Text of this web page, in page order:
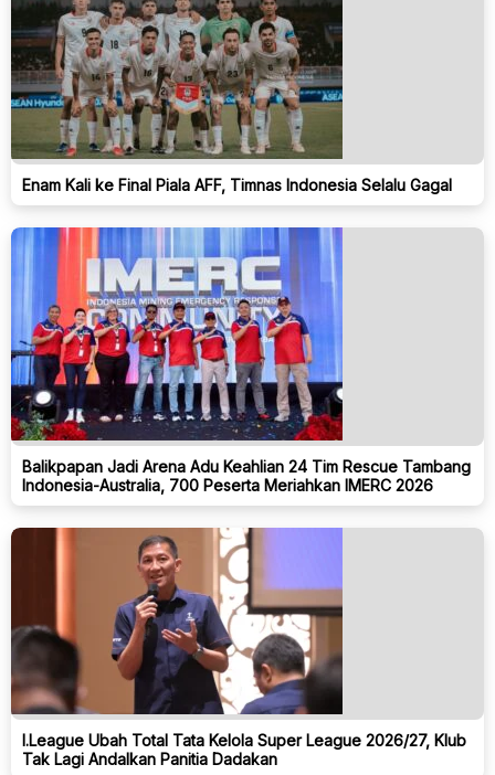
Enam Kali ke Final Piala AFF, Timnas Indonesia Selalu Gagal
Balikpapan Jadi Arena Adu Keahlian 24 Tim Rescue Tambang
Indonesia-Australia, 700 Peserta Meriahkan IMERC 2026
I.League Ubah Total Tata Kelola Super League 2026/27, Klub
Tak Lagi Andalkan Panitia Dadakan